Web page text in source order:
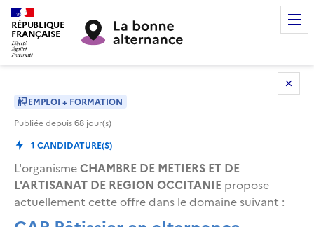
RÉPUBLIQUE
FRANÇAISE
EMPLOI + FORMATION
Publiée depuis68 jour(s)
1 CANDIDATURE(S)
L'organismeCHAMBRE DE METIERS ET DE
L'ARTISANAT DE REGION OCCITANIE propose
actuellement cette offre dans le domaine suivant :